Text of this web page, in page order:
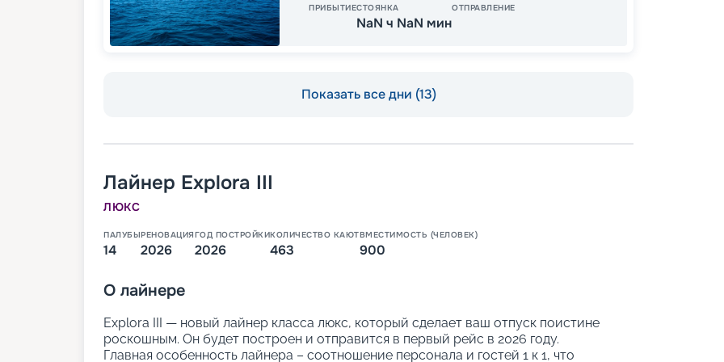
ПРИБЫТИЕСТОЯНКА
NaN ч NaN мин
ОТПРАВЛЕНИЕ
Показать все дни (13)
Лайнер Explora III
ЛЮКС
ПАЛУБЫ
14
РЕНОВАЦИЯ
2026
ГОД ПОСТРОЙКИ
2026
КОЛИЧЕСТВО КАЮТ
463
ВМЕСТИМОСТЬ (ЧЕЛОВЕК)
900
О лайнере
Explora III — новый лайнер класса люкс, который сделает ваш отпуск поистине
роскошным. Он будет построен и отправится в первый рейс в 2026 году.
Главная особенность лайнера – соотношение персонала и гостей 1 к 1, что